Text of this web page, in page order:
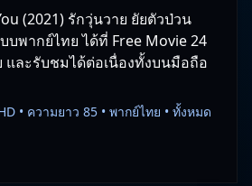
(2021) รักวุ่นวาย ยัยตัวป่วน
บพากย์ไทย ได้ที่ Free Movie 24
และรับชมได้ต่อเนื่องทั้งบนมือถือ
• ความยาว 85 • พากย์ไทย • ทั้งหมด